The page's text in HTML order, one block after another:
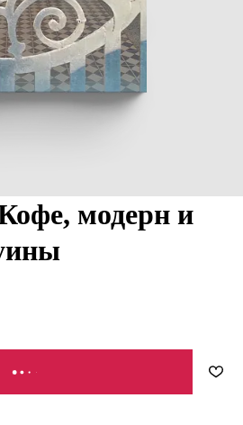
модерн и